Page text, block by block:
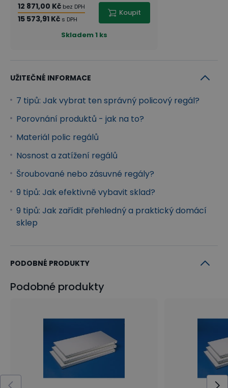
12 871,00 Kč bez DPH
15 573,91 Kč s DPH
Koupit
Skladem1 ks
UŽITEČNÉ INFORMACE
7 tipů: Jak vybrat ten správný policový regál?
Porovnání produktů - jak na to?
Materiál polic regálů
Nosnost a zatížení regálů
Šroubované nebo zásuvné regály?
9 tipů: Jak efektivně vybavit sklad?
9 tipů: Jak zařídit přehledný a praktický domácí
sklep
PODOBNÉ PRODUKTY
Podobné produkty